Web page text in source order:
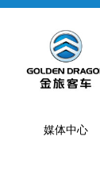
媒体中心